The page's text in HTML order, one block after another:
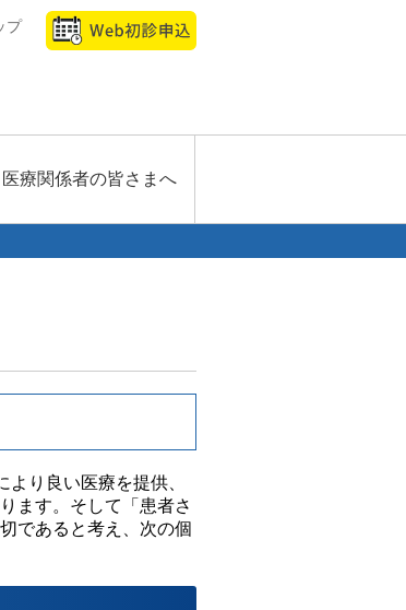
プ
医療関係者の皆さまへ
り良い医療を提供、
ます。そして「患者さ
であると考え、次の個